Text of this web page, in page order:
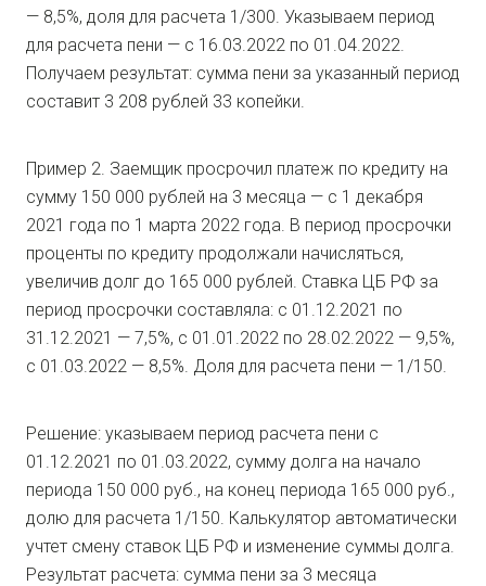
— 8,5%, доля для расчета 1/300. Указываем период
для расчета пени — с 16.03.2022 по 01.04.2022.
Получаем результат: сумма пени за указанный период
составит 3 208 рублей 33 копейки.
Пример 2. Заемщик просрочил платеж по кредиту на
сумму 150 000 рублей на 3 месяца — с 1 декабря
2021 года по 1 марта 2022 года. В период просрочки
проценты по кредиту продолжали начисляться,
увеличив долг до 165 000 рублей. Ставка ЦБ РФ за
период просрочки составляла: с 01.12.2021 по
31.12.2021 — 7,5%, с 01.01.2022 по 28.02.2022 — 9,5%,
с 01.03.2022 — 8,5%. Доля для расчета пени — 1/150.
Решение: указываем период расчета пени с
01.12.2021 по 01.03.2022, сумму долга на начало
периода 150 000 руб., на конец периода 165 000 руб.,
долю для расчета 1/150. Калькулятор автоматически
учтет смену ставок ЦБ РФ и изменение суммы долга.
Результат расчета: сумма пени за 3 месяца